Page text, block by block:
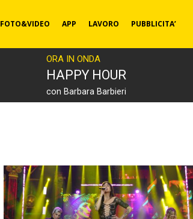
FOTO&VIDEO APP LAVORO PUBBLICITA’
ORA IN ONDA
HAPPY HOUR
con Barbara Barbieri